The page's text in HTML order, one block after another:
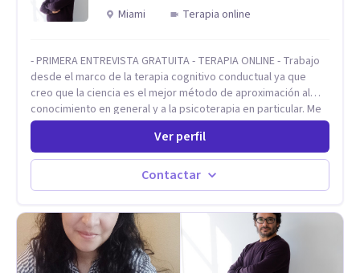
Miami
Terapia online
- PRIMERA ENTREVISTA GRATUITA - TERAPIA ONLINE - Trabajo
desde el marco de la terapia cognitivo conductual ya que
creo que la ciencia es el mejor método de aproximación al
conocimiento en general y a la psicoterapia en particular. Me
interesan los procesos de cambio conductual por los que una
persona pueda alcanzar sus objetivos, transitando,
aceptando y modificando sus patrones cognitivos y
emocionales. Abordo patologías específicas como trastornos
de ansiedad y del ánimo, y también crisis vitales y procesos
Ver perfil
Contactar